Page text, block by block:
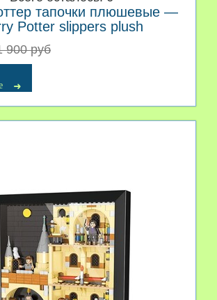
тапочки плюшевые —
Potter slippers plush
900 руб